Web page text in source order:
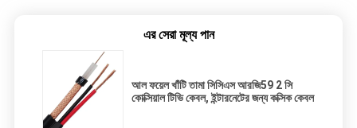
এর সেরা মূল্য পান
আল ফয়েল খাঁটি তামা সিসিএস আরজি59 2 সি
কোক্সিয়াল টিভি কেবল, ইন্টারনেটের জন্য কক্সিক কেবল